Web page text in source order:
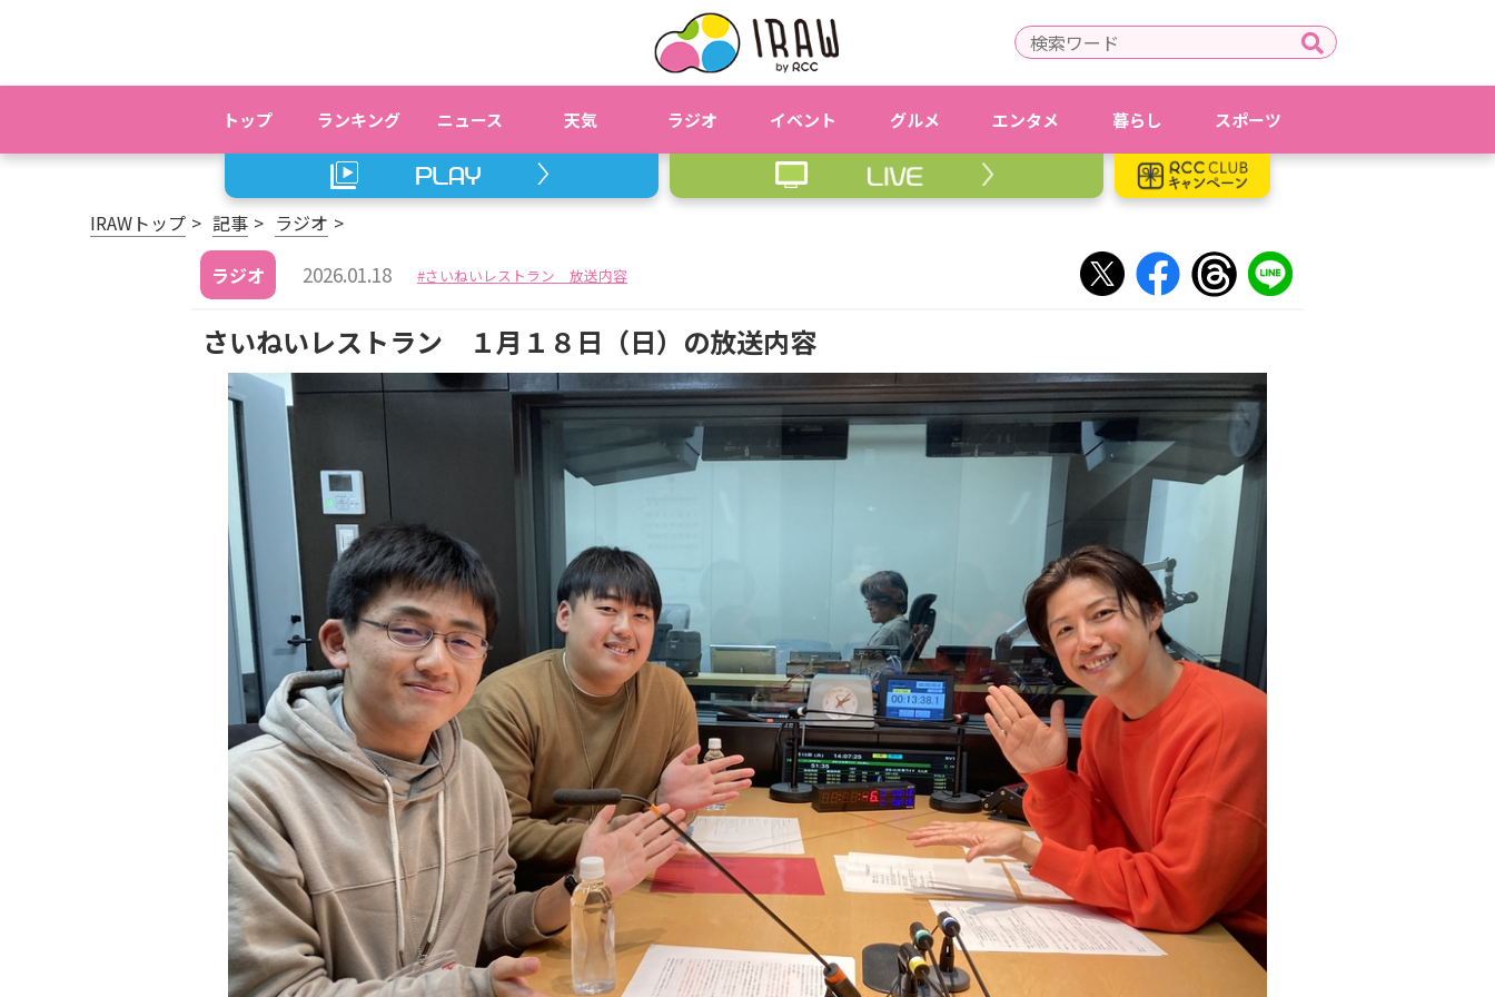
トップ ランキング ニュース 天気 ラジオ イベント グルメ エンタメ 暮らし スポーツ
IRAWトップ 記事
ラジオ
ラジオ
2026.01.18 さいねいレストラン 放送内容
さいねいレストラン １月１８日（日）の放送内容